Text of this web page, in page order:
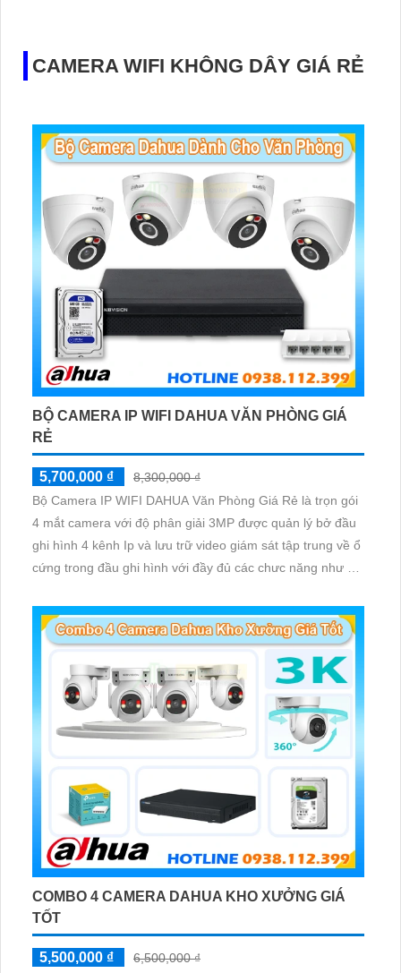
CAMERA WIFI KHÔNG DÂY GIÁ RẺ
BỘ CAMERA IP WIFI DAHUA VĂN PHÒNG GIÁ
RẺ
5,700,000 ₫
8,300,000 ₫
Bộ Camera IP WIFI DAHUA Văn Phòng Giá Rẻ là trọn gói
4 mắt camera với độ phân giải 3MP được quản lý bở đầu
ghi hình 4 kênh Ip và lưu trữ video giám sát tập trung về ổ
cứng trong đầu ghi hình với đầy đủ các chưc năng như AI
giám sát có màu vào ban đêm
COMBO 4 CAMERA DAHUA KHO XƯỞNG GIÁ
TỐT
5,500,000 ₫
6,500,000 ₫